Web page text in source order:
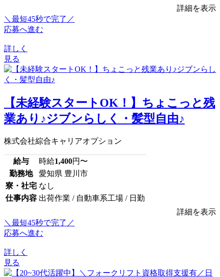
詳細を表示
＼最短45秒で完了／
応募へ進む
詳しく
見る
【未経験スタートOK！】ちょこっと残
業あり♪ジブンらしく・髪型自由♪
株式会社綜合キャリアオプション
給与 時給1,400円〜
勤務地
愛知県 豊川市
寮・社宅 なし
仕事内容 出荷作業 / 自動車系工場 / 日勤
詳細を表示
＼最短45秒で完了／
応募へ進む
詳しく
見る